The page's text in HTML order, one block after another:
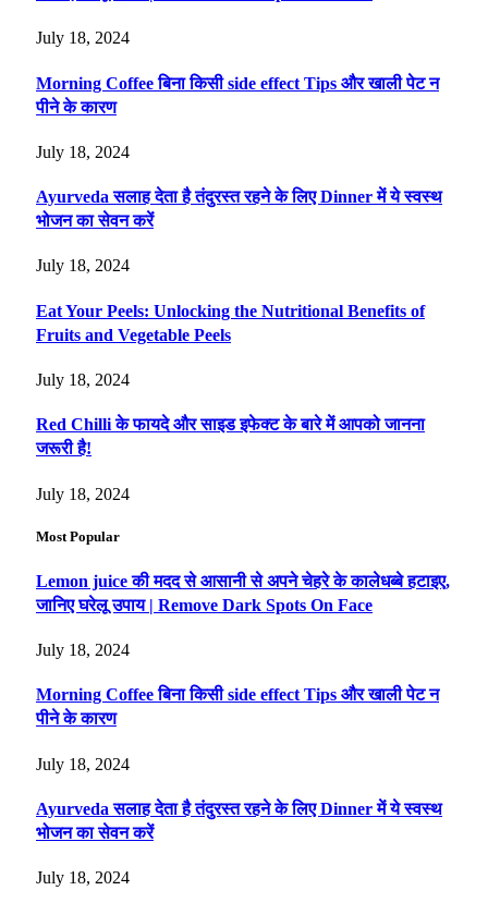
July 18, 2024
Morning Coffee बिना किसी side effect Tips और खाली पेट न
पीने के कारण
July 18, 2024
Ayurveda सलाह देता है तंदुरस्त रहने के लिए Dinner में ये स्वस्थ
भोजन का सेवन करें
July 18, 2024
Eat Your Peels: Unlocking the Nutritional Benefits of
Fruits and Vegetable Peels
July 18, 2024
Red Chilli के फायदे और साइड इफेक्ट के बारे में आपको जानना
जरूरी है!
July 18, 2024
Most Popular
Lemon juice की मदद से आसानी से अपने चेहरे के कालेधब्बे हटाइए,
जानिए घरेलू उपाय | Remove Dark Spots On Face
July 18, 2024
Morning Coffee बिना किसी side effect Tips और खाली पेट न
पीने के कारण
July 18, 2024
Ayurveda सलाह देता है तंदुरस्त रहने के लिए Dinner में ये स्वस्थ
भोजन का सेवन करें
July 18, 2024